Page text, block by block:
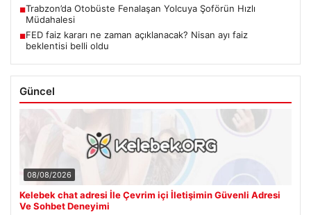
■Trabzon’da Otobüste Fenalaşan Yolcuya Şoförün Hızlı
Müdahalesi
■FED faiz kararı ne zaman açıklanacak? Nisan ayı faiz
beklentisi belli oldu
Güncel
08/08/2026
Kelebek chat adresi İle Çevrim içi İletişimin Güvenli Adresi
Ve Sohbet Deneyimi